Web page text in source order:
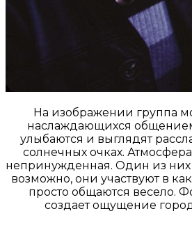
На изображении группа
наслаждающихся
улыбаются и выглядят
солнечных очках.
непринужденная. Один из
возможно, они участвуют в
просто общаются весело.
создает ощущение